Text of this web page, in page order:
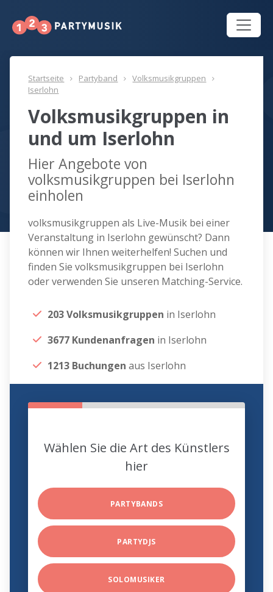
Startseite Partyband
Volksmusikgruppen
Iserlohn
Volksmusikgruppen in
und um Iserlohn
Hier Angebote von
volksmusikgruppen bei Iserlohn
einholen
volksmusikgruppen als Live-Musik bei einer
Veranstaltung in Iserlohn gewünscht? Dann
können wir Ihnen weiterhelfen! Suchen und
finden Sie volksmusikgruppen bei Iserlohn
oder verwenden Sie unseren Matching-Service.
203 Volksmusikgruppen in Iserlohn
3677 Kundenanfragen in Iserlohn
1213 Buchungen aus Iserlohn
Wählen Sie die Art des Künstlers
hier
PARTYBANDS
PARTYDJS
SOLOMUSIKER